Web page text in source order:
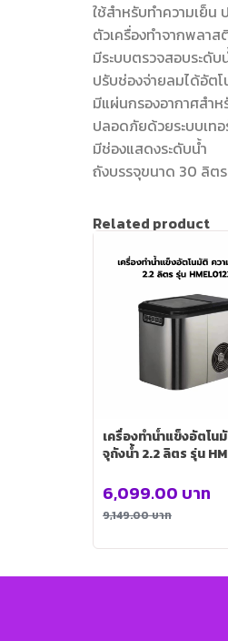
ใช้สำหรับทำความเย็น
ตัวเครื่องทำจากพลา
มีระบบตรวจสอบระดั
ปรับช่องจ่ายลมได้อัต
มีแผ่นกรองอากาศสำ
ปลอดภัยด้วยระบบเท
มีช่องแสดงระดับน้ำ
ถังบรรจุขนาด 30 ลิตร
Related product
เครื่องทำน้ำแข็งอัตโน
จุถังน้ำ 2.2 ลิตร รุ่น
9,149.00บาท
6,099.00 บาท